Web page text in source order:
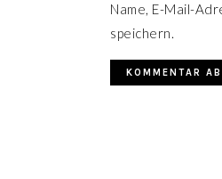
Name, E-Mail-
speichern.